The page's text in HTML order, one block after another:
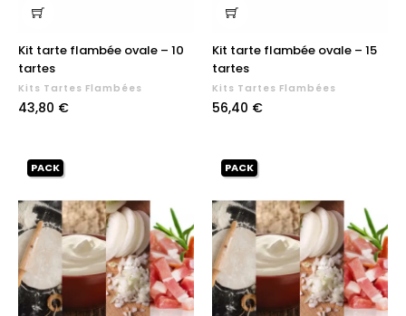
Kit tarte flambée ovale – 10
tartes
Kits Tartes Flambées
Prix
43,80 €
Kit tarte flambée ovale – 15
tartes
Kits Tartes Flambées
Prix
56,40 €
PACK PACK